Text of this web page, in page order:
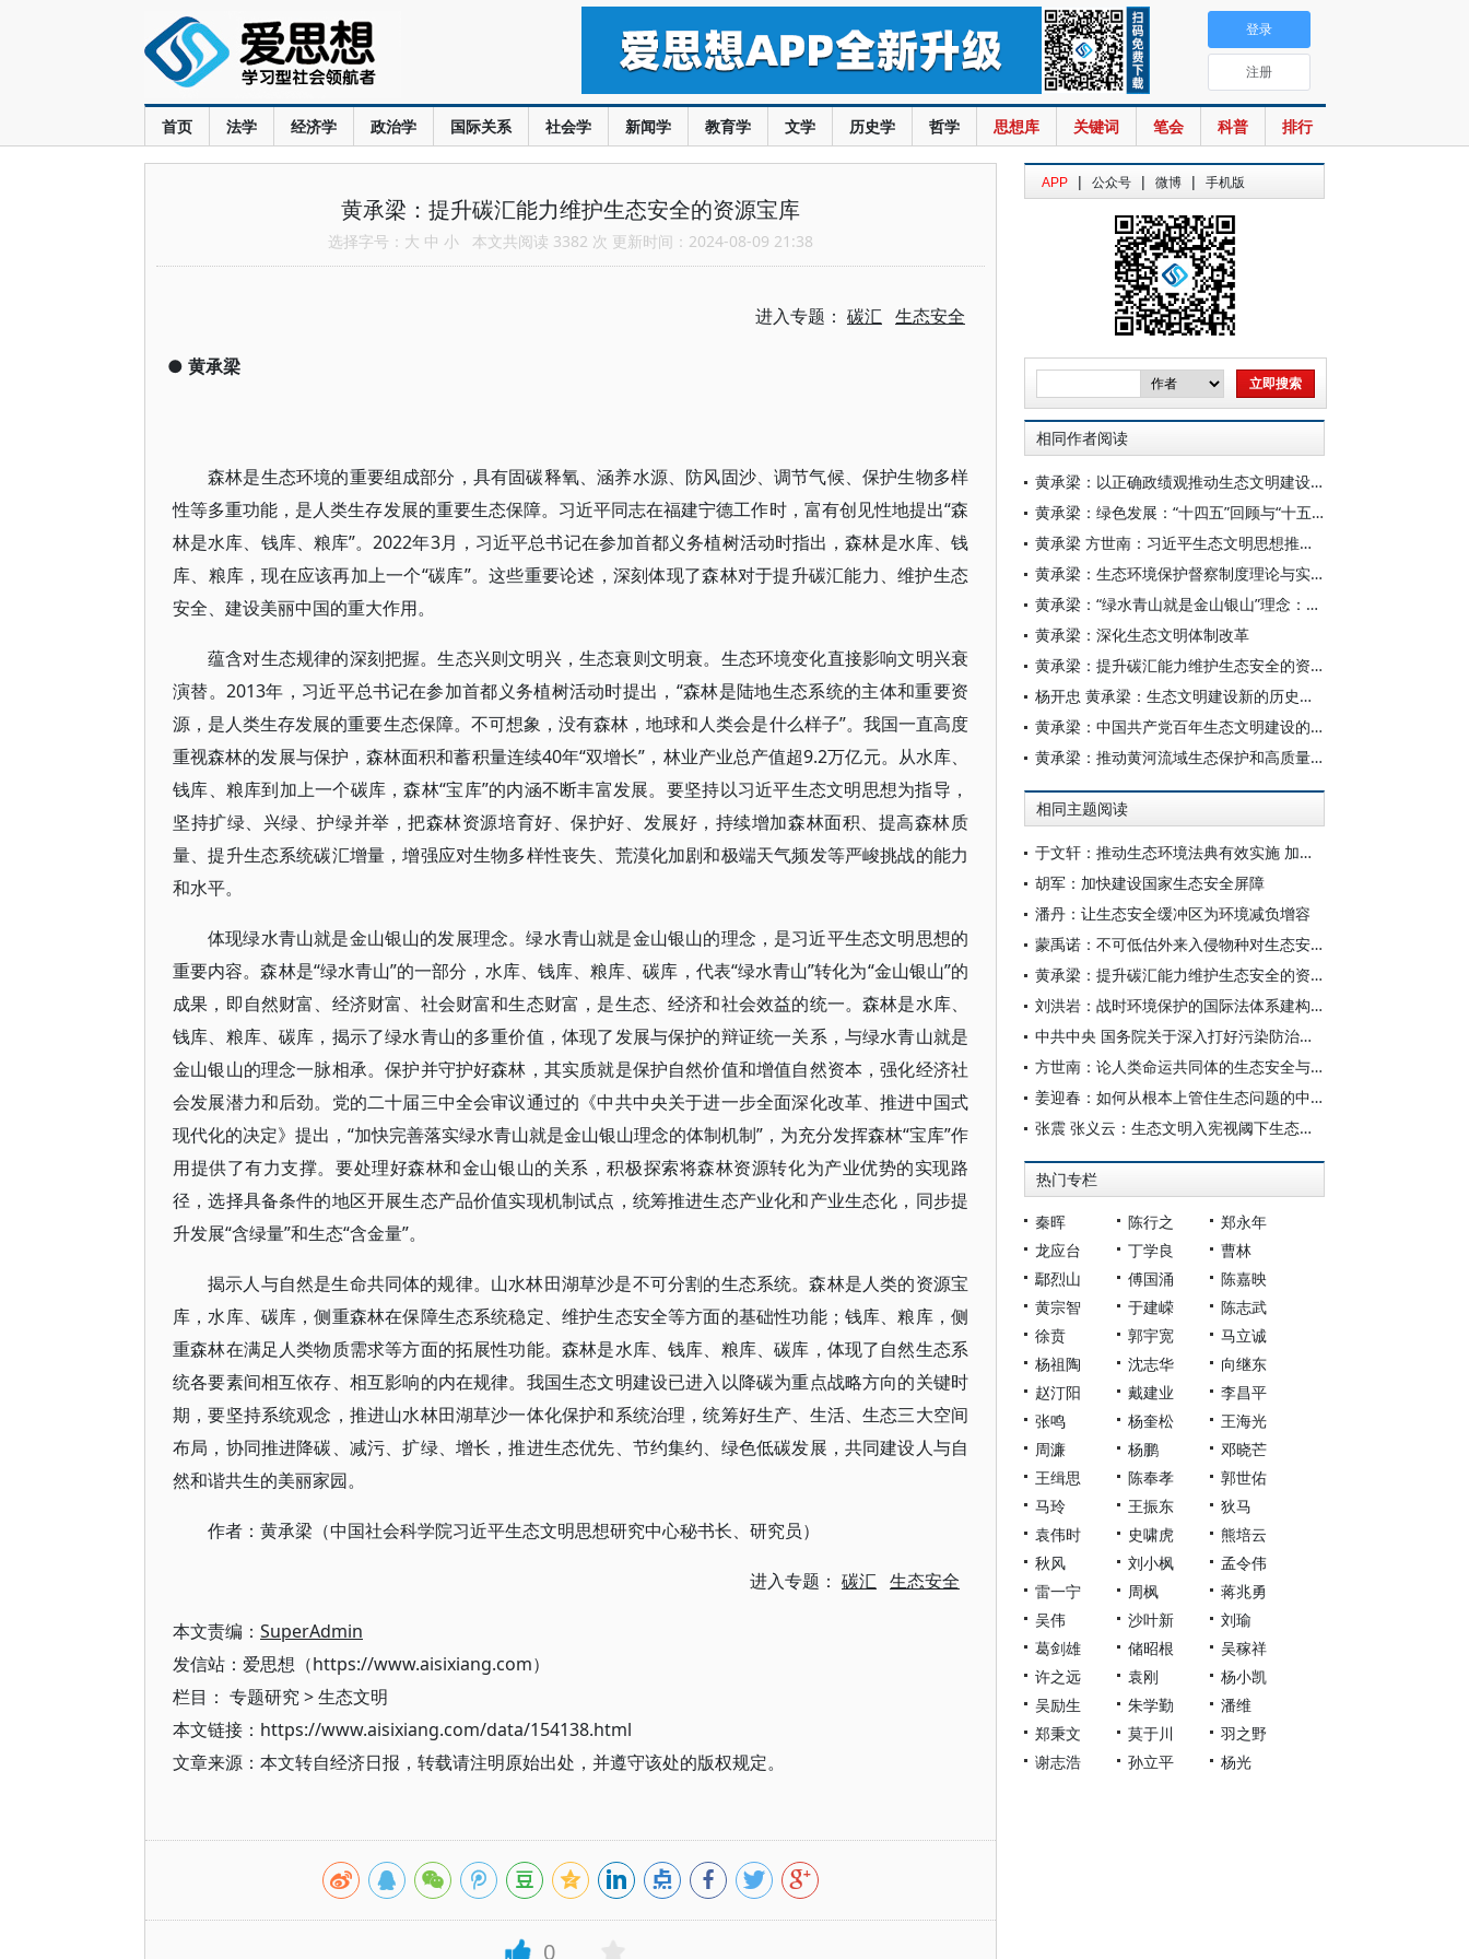
首页 法学 经济学 政治学 国际关系 社会学 新闻学 教育学 文学 历史学 哲学 思想库 关键词 笔会 科普 排行
登录
注册
黄承梁：提升碳汇能力维护生态安全的资源宝库
选择字号： 大 中 小 本文共阅读 3382 次 更新时间：2024-08-09 21:38
进入专题： 碳汇 生态安全
● 黄承梁
森林是生态环境的重要组成部分，具有固碳释氧、涵养水源、防风固沙、调节气候、保护生物多样
性等多重功能，是人类生存发展的重要生态保障。习近平同志在福建宁德工作时，富有创见性地提出“森
林是水库、钱库、粮库”。2022年3月，习近平总书记在参加首都义务植树活动时指出，森林是水库、钱
库、粮库，现在应该再加上一个“碳库”。这些重要论述，深刻体现了森林对于提升碳汇能力、维护生态
安全、建设美丽中国的重大作用。
蕴含对生态规律的深刻把握。生态兴则文明兴，生态衰则文明衰。生态环境变化直接影响文明兴衰
演替。2013年，习近平总书记在参加首都义务植树活动时提出，“森林是陆地生态系统的主体和重要资
源，是人类生存发展的重要生态保障。不可想象，没有森林，地球和人类会是什么样子”。我国一直高度
重视森林的发展与保护，森林面积和蓄积量连续40年“双增长”，林业产业总产值超9.2万亿元。从水库、
钱库、粮库到加上一个碳库，森林“宝库”的内涵不断丰富发展。要坚持以习近平生态文明思想为指导，
坚持扩绿、兴绿、护绿并举，把森林资源培育好、保护好、发展好，持续增加森林面积、提高森林质
量、提升生态系统碳汇增量，增强应对生物多样性丧失、荒漠化加剧和极端天气频发等严峻挑战的能力
和水平。
体现绿水青山就是金山银山的发展理念。绿水青山就是金山银山的理念，是习近平生态文明思想的
重要内容。森林是“绿水青山”的一部分，水库、钱库、粮库、碳库，代表“绿水青山”转化为“金山银山”的
成果，即自然财富、经济财富、社会财富和生态财富，是生态、经济和社会效益的统一。森林是水库、
钱库、粮库、碳库，揭示了绿水青山的多重价值，体现了发展与保护的辩证统一关系，与绿水青山就是
金山银山的理念一脉相承。保护并守护好森林，其实质就是保护自然价值和增值自然资本，强化经济社
会发展潜力和后劲。党的二十届三中全会审议通过的《中共中央关于进一步全面深化改革、推进中国式
现代化的决定》提出，“加快完善落实绿水青山就是金山银山理念的体制机制”，为充分发挥森林“宝库”作
用提供了有力支撑。要处理好森林和金山银山的关系，积极探索将森林资源转化为产业优势的实现路
径，选择具备条件的地区开展生态产品价值实现机制试点，统筹推进生态产业化和产业生态化，同步提
升发展“含绿量”和生态“含金量”。
揭示人与自然是生命共同体的规律。山水林田湖草沙是不可分割的生态系统。森林是人类的资源宝
库，水库、碳库，侧重森林在保障生态系统稳定、维护生态安全等方面的基础性功能；钱库、粮库，侧
重森林在满足人类物质需求等方面的拓展性功能。森林是水库、钱库、粮库、碳库，体现了自然生态系
统各要素间相互依存、相互影响的内在规律。我国生态文明建设已进入以降碳为重点战略方向的关键时
期，要坚持系统观念，推进山水林田湖草沙一体化保护和系统治理，统筹好生产、生活、生态三大空间
布局，协同推进降碳、减污、扩绿、增长，推进生态优先、节约集约、绿色低碳发展，共同建设人与自
然和谐共生的美丽家园。
作者：黄承梁（中国社会科学院习近平生态文明思想研究中心秘书长、研究员）
进入专题： 碳汇 生态安全
本文责编： SuperAdmin
发信站：爱思想（https://www.aisixiang.com）
栏目： 专题研究>生态文明
本文链接：https://www.aisixiang.com/data/154138.html
文章来源：本文转自经济日报，转载请注明原始出处，并遵守该处的版权规定。
0
APP | 公众号 | 微博 | 手机版
相同作者阅读
黄承梁：以正确政绩观推动生态文明建设实践
黄承梁：绿色发展：“十四五”回顾与“十五五”展望
黄承梁 方世南：习近平生态文明思想推动新质生产力发展的理论贡献和全球意义
黄承梁：生态环境保护督察制度理论与实践的重大创新
黄承梁：“绿水青山就是金山银山”理念：人类发展观“术语的革命”
黄承梁：深化生态文明体制改革
黄承梁：提升碳汇能力维护生态安全的资源宝库
杨开忠 黄承梁：生态文明建设新的历史任务和重大意义
黄承梁：中国共产党百年生态文明建设的历史逻辑和理论品格
黄承梁：推动黄河流域生态保护和高质量发展
相同主题阅读
于文轩：推动生态环境法典有效实施 加强生态安全系统性保障
胡军：加快建设国家生态安全屏障
潘丹：让生态安全缓冲区为环境减负增容
蒙禹诺：不可低估外来入侵物种对生态安全的影响——美国椋鸟泛滥的启示
黄承梁：提升碳汇能力维护生态安全的资源宝库
刘洪岩：战时环境保护的国际法体系建构：从“软法”到“硬法”的向度转换
中共中央 国务院关于深入打好污染防治攻坚战的意见
方世南：论人类命运共同体的生态安全与生命安全辩证意蕴
姜迎春：如何从根本上管住生态问题的中国答案
张震 张义云：生态文明入宪视阈下生态安全法治保障体系建构论
热门专栏
秦晖 陈行之
郑永年
龙应台
丁学良
曹林
鄢烈山
傅国涌
陈嘉映
黄宗智
于建嵘
陈志武
徐贲
郭宇宽
马立诚
杨祖陶
沈志华
向继东
赵汀阳
戴建业
李昌平
张鸣
杨奎松
王海光
周濂
杨鹏
邓晓芒
王缉思
陈奉孝
郭世佑
马玲
王振东
狄马
袁伟时
史啸虎
熊培云
秋风
刘小枫
孟令伟
雷一宁
周枫
蒋兆勇
吴伟
沙叶新
刘瑜
葛剑雄
储昭根
吴稼祥
许之远
袁刚
杨小凯
吴励生
朱学勤
潘维
郑秉文
莫于川
羽之野
谢志浩
孙立平 杨光